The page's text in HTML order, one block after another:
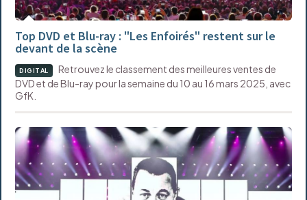
Top DVD et Blu-ray : "Les Enfoirés" restent sur le
devant de la scène
DIGITAL
Retrouvez le classement des meilleures ventes de
DVD et de Blu-ray pour la semaine du 10 au 16 mars 2025, avec
GfK.